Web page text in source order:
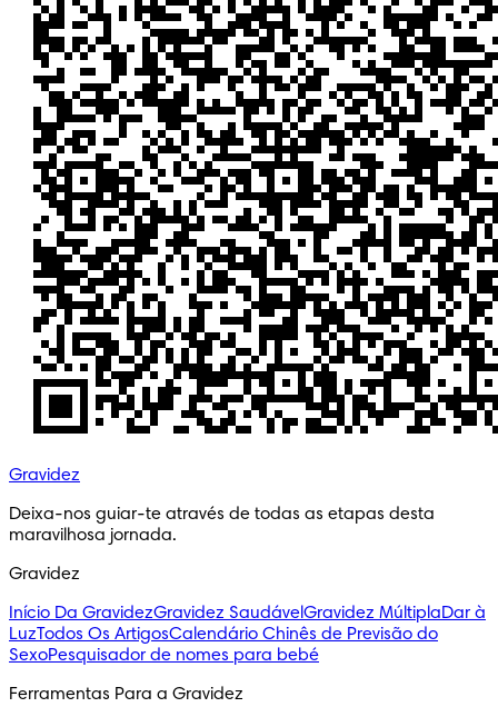
Gravidez
Deixa-nos guiar-te através de todas as etapas desta
maravilhosa jornada.
Gravidez
Início Da GravidezGravidez SaudávelGravidez MúltiplaDar à
LuzTodos Os ArtigosCalendário Chinês de Previsão do
SexoPesquisador de nomes para bebé
Ferramentas Para a Gravidez